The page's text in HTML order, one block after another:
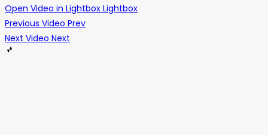
Open Video in Lightbox Lightbox
Previous Video Prev
Next Video Next